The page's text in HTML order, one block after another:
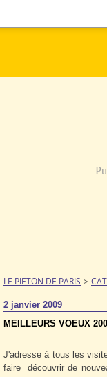
LE PIETON DE PARIS >
2 janvier 2009
MEILLEURS VOEUX
J'adresse à tous les
faire découvrir de